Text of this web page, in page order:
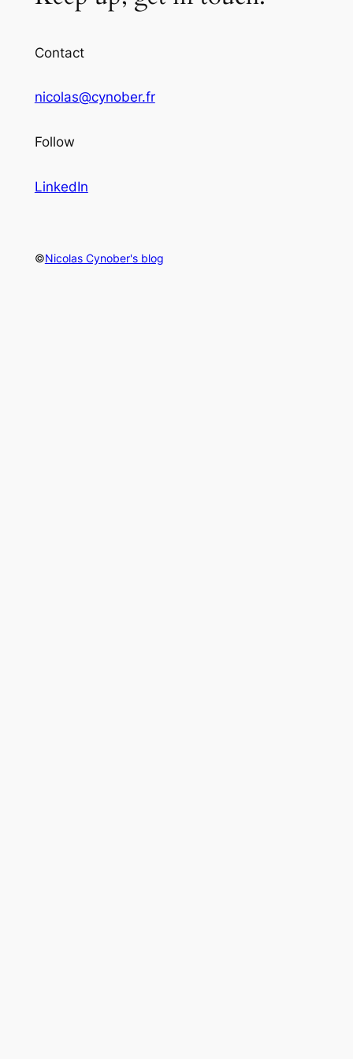
Contact
nicolas@cynober.fr
Follow
LinkedIn
©Nicolas Cynober's blog